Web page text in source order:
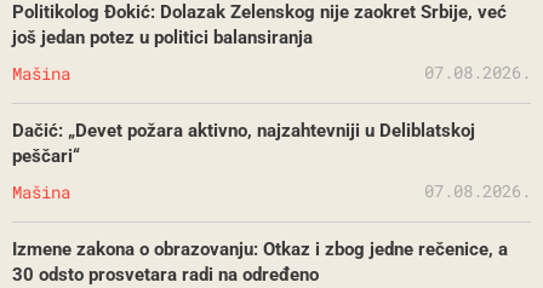
Politikolog Đokić: Dolazak Zelenskog nije zaokret Srbije, već
još jedan potez u politici balansiranja
Mašina 07.08.2026.
Dačić: „Devet požara aktivno, najzahtevniji u Deliblatskoj
peščari“
Mašina 07.08.2026.
Izmene zakona o obrazovanju: Otkaz i zbog jedne rečenice, a
30 odsto prosvetara radi na određeno